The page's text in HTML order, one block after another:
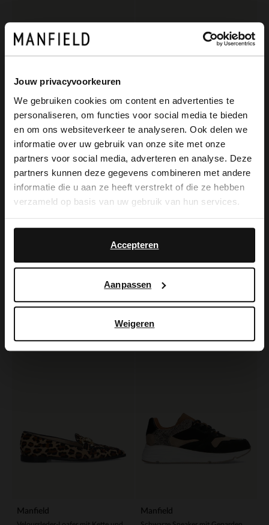
Jouw privacyvoorkeuren
We gebruiken cookies om content en advertenties te
personaliseren, om functies voor social media te bieden
en om ons websiteverkeer te analyseren. Ook delen we
informatie over uw gebruik van onze site met onze
partners voor social media, adverteren en analyse. Deze
partners kunnen deze gegevens combineren met andere
informatie die u aan ze heeft verstrekt of die ze hebben
verzameld op basis van uw gebruik van hun services.
Accepteren
Aanpassen
Weigeren
No Stress
Schwarze Ledersneaker mit Leo-Details Veloursleder-Pumps mit Leoprint
Veloursleder-Loafer mit Leoprint
140.00
70.00
-50%
Veloursleder-Sandalen mit Leoprint
99.99
69.99
Manfield
-50%
Manfield
-30%
×
View this website in English?
It looks like your language isn't Dutch. Would
you like to switch to English?
English